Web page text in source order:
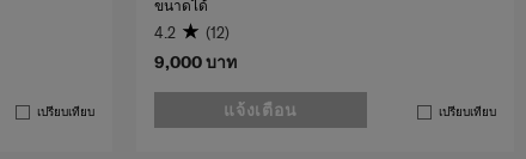
เปรียบเทียบ
9,000 บาท
แจ้งเตือน เปรียบเทียบ
ขนาดได้
4.2 (12)